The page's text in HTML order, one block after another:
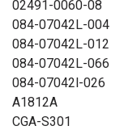
02491-0060-08
084-07042L-004
084-07042L-012
084-07042L-066
084-07042l-026
A1812A
CGA-S301